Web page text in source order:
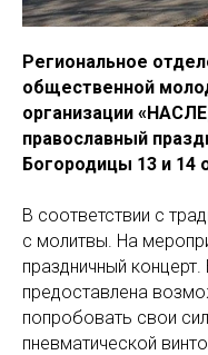
Региональное
общественной
организации
православный
Богородицы 13 и 14
В соответствии с
с молитвы. На
праздничный
предоставлена
попробовать свои
пневматической